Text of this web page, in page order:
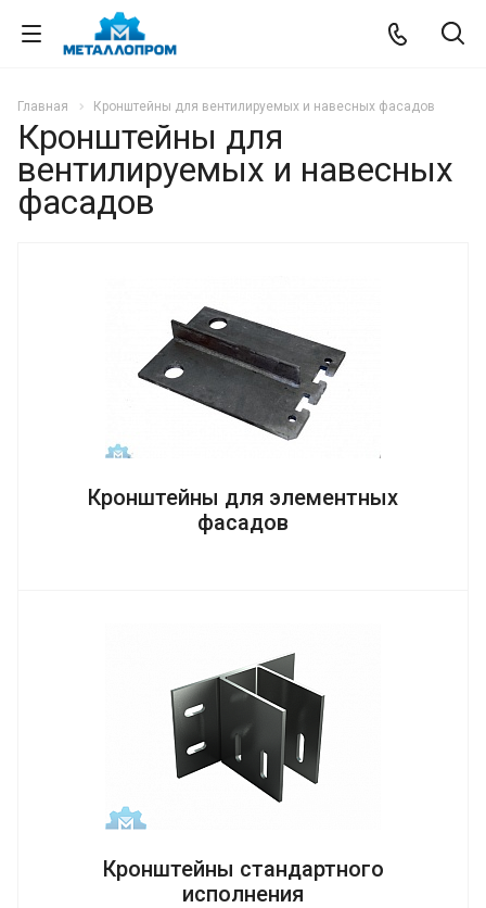
Главная Кронштейны для вентилируемых и навесных фасадов
Кронштейны для
вентилируемых и навесных
фасадов
Кронштейны для элементных
фасадов
Кронштейны стандартного
исполнения